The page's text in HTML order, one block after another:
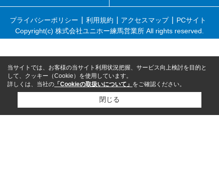
プライバシーポリシー 利用規約 アクセスマップ
PCサイト
Copyright(c) 株式会社ユニホー練馬営業所 All rights reserved.
当サイトでは、お客様の当サイト利用状況把握、サービス向上検討を目的と
して、クッキー（Cookie）を使用しています。
詳しくは、当社の 「Cookieの取扱いについて」 をご確認ください。
閉じる